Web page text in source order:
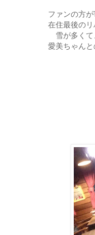
ファンの方
在住最後のリ
雪が多くて
愛美ちゃんと